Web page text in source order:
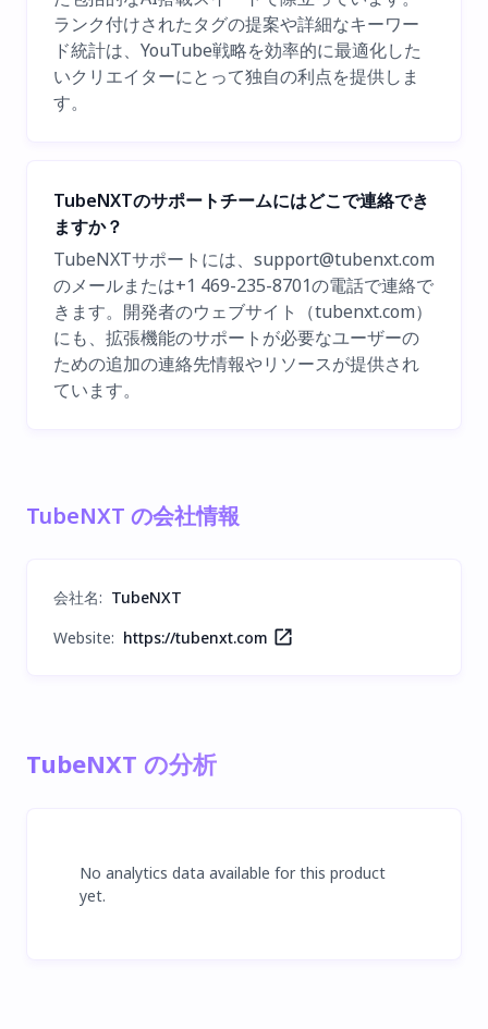
ランク付けされたタグの提案や詳細なキーワー
ド統計は、YouTube戦略を効率的に最適化した
いクリエイターにとって独自の利点を提供しま
す。
TubeNXTのサポートチームにはどこで連絡でき
ますか？
TubeNXTサポートには、 support@tubenxt.com
のメールまたは+1 469-235-8701の電話で連絡で
きます。開発者のウェブサイト（tubenxt.com）
にも、拡張機能のサポートが必要なユーザーの
ための追加の連絡先情報やリソースが提供され
ています。
TubeNXT の会社情報
会社名: TubeNXT
Website: https://tubenxt.com
TubeNXT の分析
No analytics data available for this product
yet.